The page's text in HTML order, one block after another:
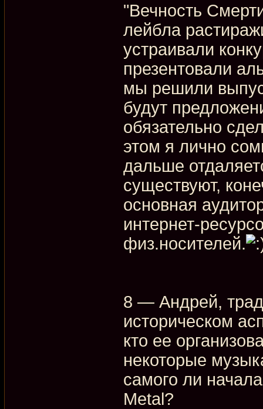
"Вечность
лейбла
устраивали
презентовали
мы решили
будут
обязательно
этом я лично
дальше
существуют,
основная
интернет-
физ.носителей.
8 — Андрей,
историческом
кто ее
некоторые
самого ли
Metal?